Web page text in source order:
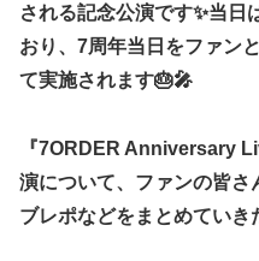
される記念公演です✨当日
おり、7周年当日をファン
て実施されます🎂🎤
『7ORDER Anniversary
演について、ファンの皆さ
ブレポなどをまとめていき